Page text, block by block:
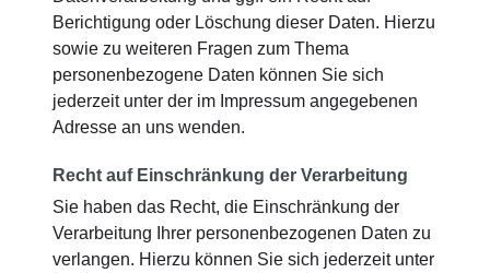
Berichtigung oder Löschung dieser Daten. Hierzu
sowie zu weiteren Fragen zum Thema
personenbezogene Daten können Sie sich
jederzeit unter der im Impressum angegebenen
Adresse an uns wenden.
Recht auf Einschränkung der Verarbeitung
Sie haben das Recht, die Einschränkung der
Verarbeitung Ihrer personenbezogenen Daten zu
verlangen. Hierzu können Sie sich jederzeit unter